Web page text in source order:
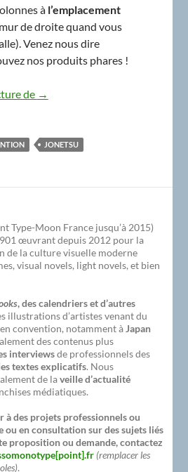
à l’emplacement
de droite quand vous
Venez nous dire
nos produits phares !
de MonoType à Jonetsu IV !
→
JONETSU
Type-Moon France jusqu’à 2015)
œuvrant depuis 2012 pour la
de la culture visuelle moderne
visual novels, light novels, et bien
, des calendriers et d’autres
illustrations d’artistes venant du
convention, notamment à Japan
des contenus plus
interviewsde professionnels des
textes explicatifs. Nous
de laveille d’actualité
médiatiques.
à des projets professionnels ou
en consultation sur des sujets liés
proposition ou demande, contactez
(remplacer les
.